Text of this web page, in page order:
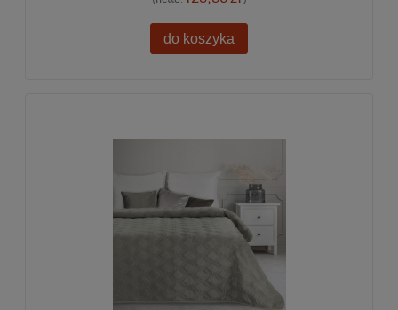
do koszyka